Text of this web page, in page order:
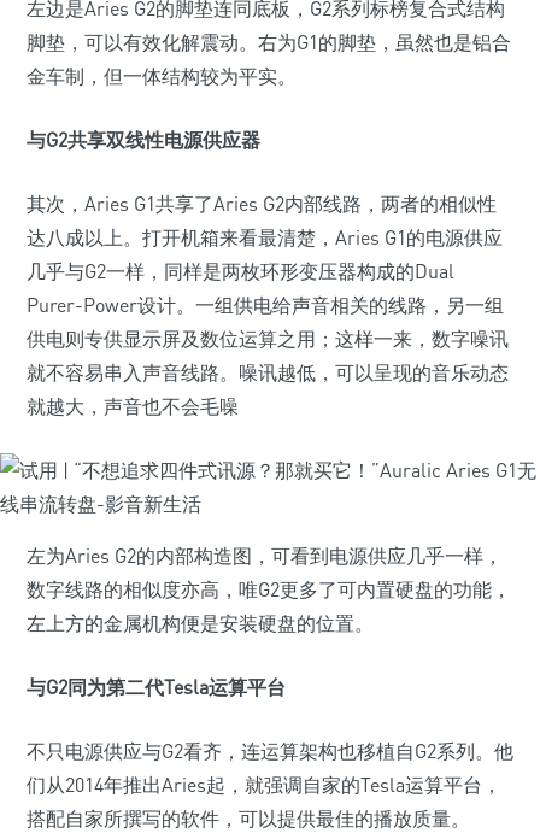
左边是Aries G2的脚垫连同底板，G2系列标榜复合式结构
脚垫，可以有效化解震动。右为G1的脚垫，虽然也是铝合
金车制，但一体结构较为平实。
与G2共享双线性电源供应器
其次，Aries G1共享了Aries G2内部线路，两者的相似性
达八成以上。打开机箱来看最清楚，Aries G1的电源供应
几乎与G2一样，同样是两枚环形变压器构成的Dual
Purer-Power设计。一组供电给声音相关的线路，另一组
供电则专供显示屏及数位运算之用；这样一来，数字噪讯
就不容易串入声音线路。噪讯越低，可以呈现的音乐动态
就越大，声音也不会毛噪
左为Aries G2的内部构造图，可看到电源供应几乎一样，
数字线路的相似度亦高，唯G2更多了可内置硬盘的功能，
左上方的金属机构便是安装硬盘的位置。
与G2同为第二代Tesla运算平台
不只电源供应与G2看齐，连运算架构也移植自G2系列。他
们从2014年推出Aries起，就强调自家的Tesla运算平台，
搭配自家所撰写的软件，可以提供最佳的播放质量。